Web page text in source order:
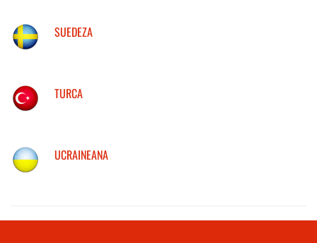
SUEDEZA
TURCA
UCRAINEANA